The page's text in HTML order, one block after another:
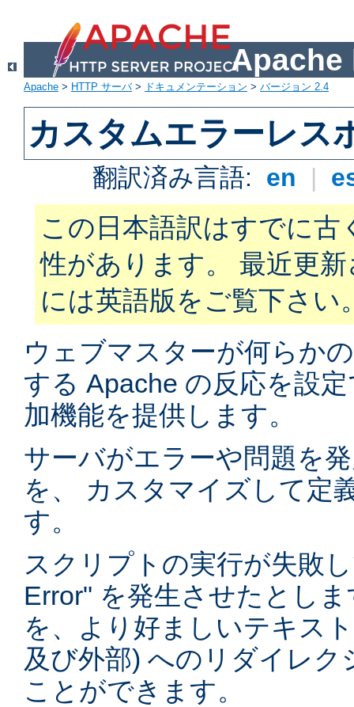
Apache
Apache > HTTP サーバ> ドキュメンテーション > バージョン 2.4
カスタムエラーレス
翻訳済み言語: en |
この日本語訳はすでに古
性があります。 最近更
には英語版をご覧下さい
ウェブマスターが何らか
する Apache の反応を設
加機能を提供します。
サーバがエラーや問題を
を、 カスタマイズして定
す。
スクリプトの実行が失敗
Error" を発生させたとし
を、より好ましいテキス
及び外部) へのリダイレ
ことができます。